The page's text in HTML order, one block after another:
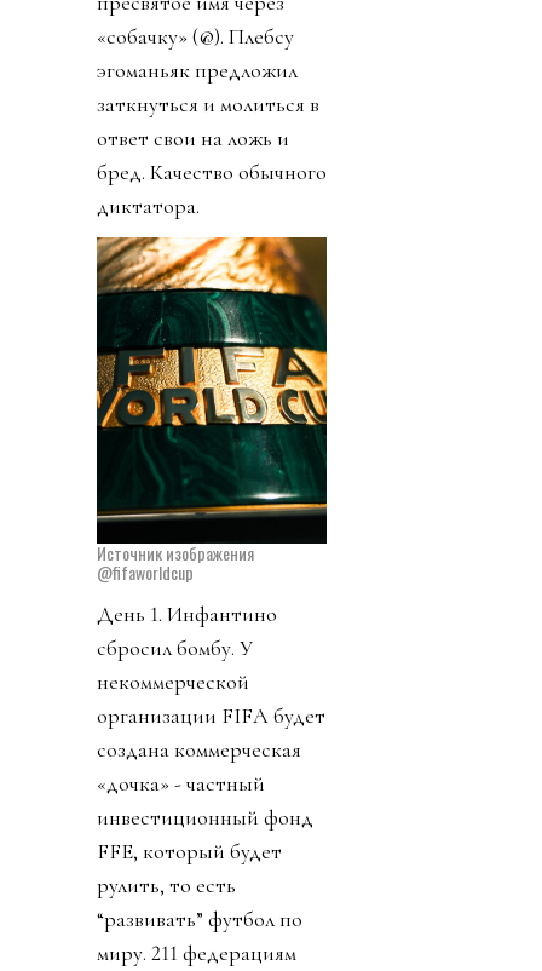
«собачку» (@). Плебсу
эгоманьяк предложил
заткнуться и молиться в
ответ свои на ложь и
бред. Качество обычного
диктатора.
Источник изображения
@fifaworldcup
День 1. Инфантино
сбросил бомбу. У
некоммерческой
организации FIFA будет
создана коммерческая
«дочка» - частный
инвестиционный фонд
FFE, который будет
рулить, то есть
“развивать” футбол по
миру. 211 федерациям